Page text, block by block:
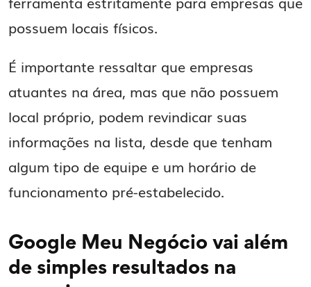
possuem locais físicos.
É importante ressaltar que empresas
atuantes na área, mas que não possuem
local próprio, podem revindicar suas
informações na lista, desde que tenham
algum tipo de equipe e um horário de
funcionamento pré-estabelecido.
Google Meu Negócio vai além
de simples resultados na